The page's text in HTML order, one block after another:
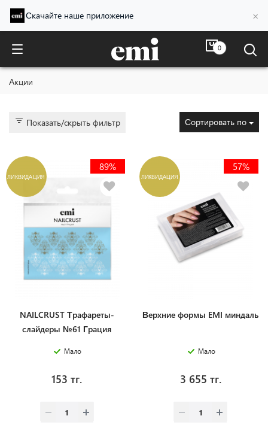
Скачайте наше приложение ×
0
Акции
Акции
Показать/скрыть фильтр Сортировать по
ЛИКВИДАЦИЯ
89%
NAILCRUST Трафареты-
слайдеры №61 Грация
Мало
153 тг.
ЛИКВИДАЦИЯ
57%
Верхние формы EMI миндаль
Мало
3 655 тг.